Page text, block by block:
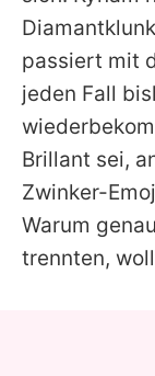
passiert mit
jeden Fall
Brillant sei,
Zwinker-
Warum
trennten,